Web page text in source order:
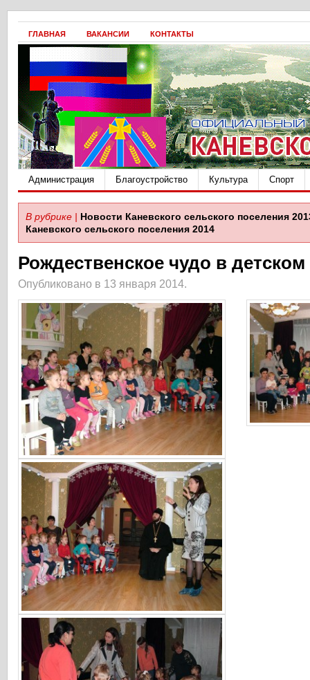
ГЛАВНАЯ ВАКАНСИИ КОНТАКТЫ
Администрация Благоустройство Культура Спорт
В рубрике | Новости Каневского сельского поселения
Каневского сельского поселения 2014
Рождественское чудо в детском
Опубликовано в 13 января 2014.